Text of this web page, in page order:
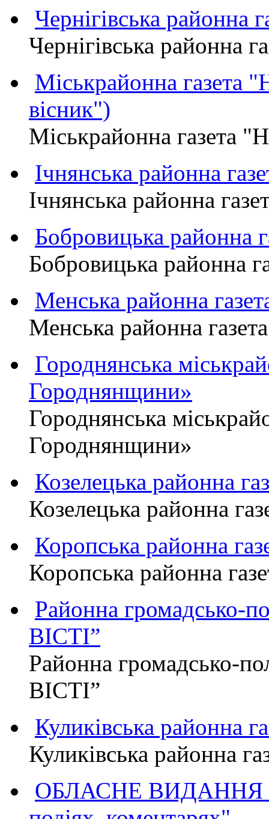
Чернігівська
Чернігівська
Міськрайонна
вісник")
Міськрайонна газета
Ічнянська районна
Ічнянська районна
Бобровицька
Бобровицька
Менська районна
Менська районна
Городнянська
Городнянщини»
Городнянська
Городнянщини»
Козелецька районна
Козелецька районна
Коропська районна
Коропська районна
Районна громадсько-
ВІСТІ”
Районна громадсько-
ВІСТІ”
Куликівська районна
Куликівська районна
ОБЛАСНЕ ВИДАННЯ